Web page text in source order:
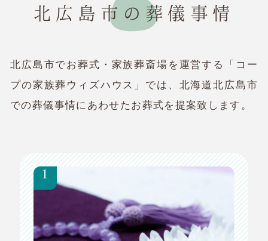
北広島市の葬儀事情
北広島市でお葬式・家族葬斎場を運営する「コー
プの家族葬ウィズハウス」では、北海道北広島市
での葬儀事情にあわせたお葬式を提案致します。